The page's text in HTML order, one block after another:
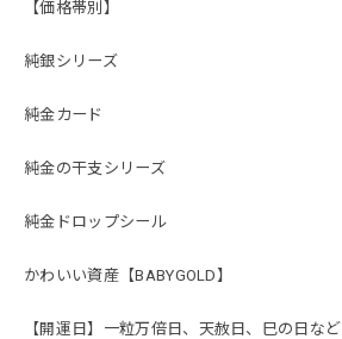
【価格帯別】
純銀シリーズ
純金カード
純金の干支シリーズ
純金ドロップシール
かわいい資産【BABYGOLD】
【開運日】一粒万倍日、天赦日、巳の日など